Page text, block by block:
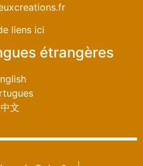
liens ici
étrangères
中文